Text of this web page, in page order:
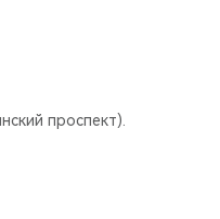
проспект).